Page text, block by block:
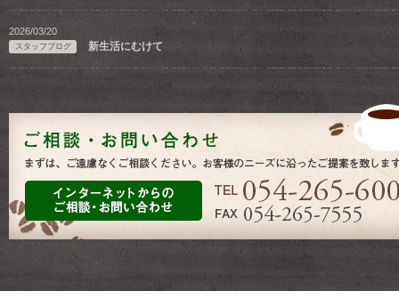
2026/03/20
スタッフブログ 新生活にむけて